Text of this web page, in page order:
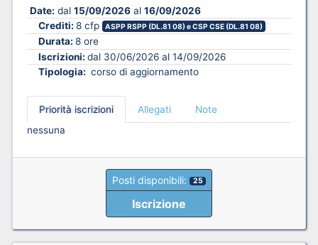
Date: dal 15/09/2026 al 16/09/2026
Crediti: 8 cfp ASPP RSPP (DL.81 08) e CSP CSE (DL.81 08)
Durata: 8 ore
Iscrizioni: dal 30/06/2026 al 14/09/2026
Tipologia: corso di aggiornamento
Priorità iscrizioni Allegati
Note
nessuna
Posti disponibili: 25
Iscrizione